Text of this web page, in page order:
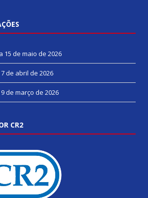
15 de maio de 2026
7 de abril de 2026
9 de março de 2026
CR2